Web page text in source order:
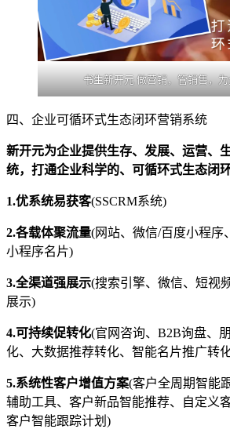
书生新开元 做营销，管销售，
四、企业可循环式生态闭环营销系统
新开元为企业提供生存、发展、运营、
统，打通企业科学的、可循环式生态闭环
1.优系统易获客(SSCRM系统)
2.各载体聚流量(网站、微信/百度小程序
小程序名片)
3.全渠道强展示(搜索引擎、微信、短视
展示)
4.可持续促转化(官网咨询、B2B询盘、
化、大数据推荐转化、智能名片推广转
5.系统性客户增值方案(客户全周期智能
辅助工具、客户新品智能推荐、自定义
客户智能跟踪计划)